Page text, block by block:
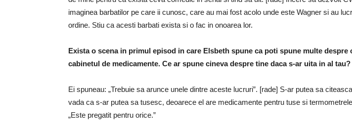
imaginea barbatilor pe care ii cunosc, care au mai fost acolo unde este Wagner si au
ordine. Stiu ca acesti barbati exista si o fac in onoarea lor.
Exista o scena in primul episod in care Elsbeth spune ca poti spune multe despre
cabinetul de medicamente. Ce ar spune cineva despre tine daca s-ar uita in al tau?
Ei spuneau: „Trebuie sa arunce unele dintre aceste lucruri”. [rade] S-ar putea sa
vada ca s-ar putea sa tusesc, deoarece el are medicamente pentru tuse si
„Este pregatit pentru orice.”